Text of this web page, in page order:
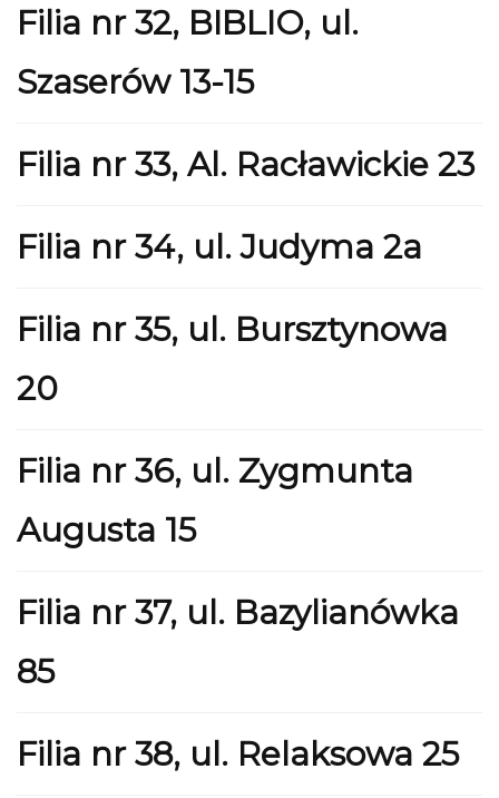
Filia nr 32, BIBLIO, ul.
Szaserów 13-15
Filia nr 33, Al. Racławickie 23
Filia nr 34, ul. Judyma 2a
Filia nr 35, ul. Bursztynowa
20
Filia nr 36, ul. Zygmunta
Augusta 15
Filia nr 37, ul. Bazylianówka
85
Filia nr 38, ul. Relaksowa 25